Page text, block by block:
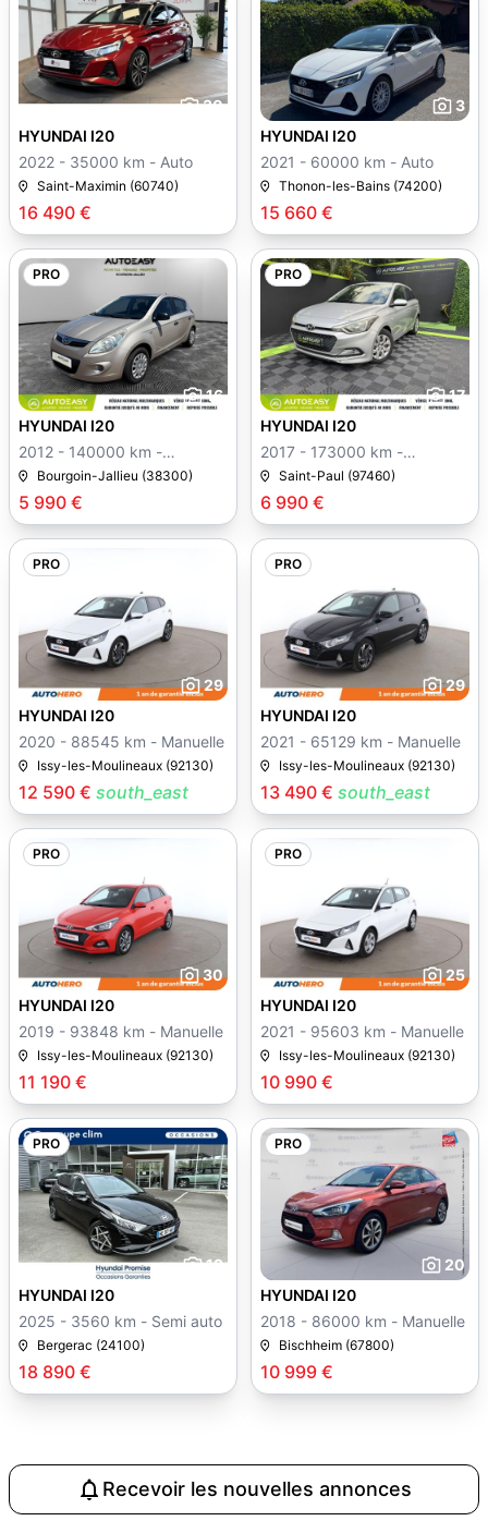
30
16 490 €
HYUNDAI I20
2022 - 35000 km - Auto
Saint-Maximin (60740)
3
15 660 €
HYUNDAI I20
2021 - 60000 km - Auto
Thonon-les-Bains (74200)
PRO
16
5 990 €
HYUNDAI I20
2012 - 140000 km -
Manuelle
Bourgoin-Jallieu (38300)
PRO
17
6 990 €
HYUNDAI I20
2017 - 173000 km -
Manuelle
Saint-Paul (97460)
PRO
29
12 590 € south_east
HYUNDAI I20
2020 - 88545 km - Manuelle
Issy-les-Moulineaux (92130)
PRO
29
13 490 € south_east
HYUNDAI I20
2021 - 65129 km - Manuelle
Issy-les-Moulineaux (92130)
PRO
30
11 190 €
HYUNDAI I20
2019 - 93848 km - Manuelle
Issy-les-Moulineaux (92130)
PRO
25
10 990 €
HYUNDAI I20
2021 - 95603 km - Manuelle
Issy-les-Moulineaux (92130)
PRO
19
18 890 €
HYUNDAI I20
2025 - 3560 km - Semi auto
Bergerac (24100)
PRO
20
10 999 €
HYUNDAI I20
2018 - 86000 km - Manuelle
Bischheim (67800)
Recevoir les nouvelles annonces